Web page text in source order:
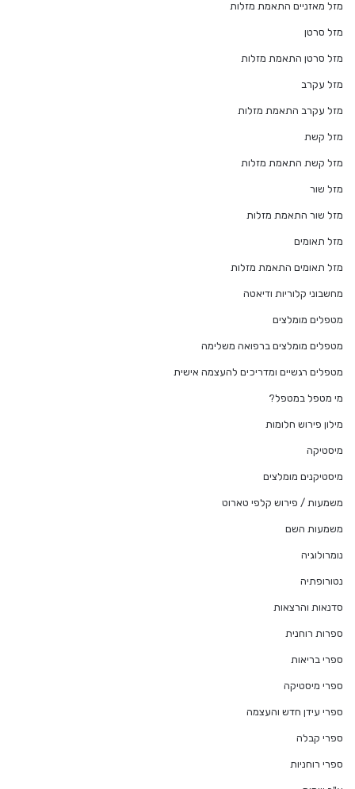
מזל מאזניים התאמת מזלות
מזל סרטן
מזל סרטן התאמת מזלות
מזל עקרב
מזל עקרב התאמת מזלות
מזל קשת
מזל קשת התאמת מזלות
מזל שור
מזל שור התאמת מזלות
מזל תאומים
מזל תאומים התאמת מזלות
מחשבוני קלוריות ודיאטה
מטפלים מומלצים
מטפלים מומלצים ברפואה משלימה
מטפלים רגשיים ומדריכים להעצמה אישית
מי מטפל במטפל?
מילון פירוש חלומות
מיסטיקה
מיסטיקנים מומלצים
משמעות / פירוש קלפי טארוט
משמעות השם
נומרולוגיה
נטורופתיה
סדנאות והרצאות
ספרות רוחנית
ספרי בריאות
ספרי מיסטיקה
ספרי עידן חדש והעצמה
ספרי קבלה
ספרי רוחניות